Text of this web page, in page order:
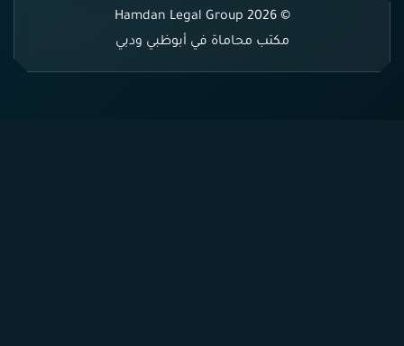
© 2026 Hamdan Legal Group
مكتب محاماة في أبوظبي ودبي